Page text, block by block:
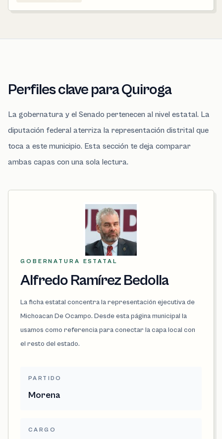
Perfiles clave para Quiroga
La gobernatura y el Senado pertenecen al nivel estatal. La
diputación federal aterriza la representación distrital que
toca a este municipio. Esta sección te deja comparar
ambas capas con una sola lectura.
GOBERNATURA ESTATAL
Alfredo Ramírez Bedolla
La ficha estatal concentra la representación ejecutiva de
Michoacan De Ocampo. Desde esta página municipal la
usamos como referencia para conectar la capa local con
el resto del estado.
PARTIDO
Morena
CARGO